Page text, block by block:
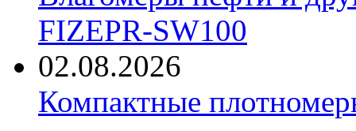
FIZEPR-SW100
02.08.2026
Компактные